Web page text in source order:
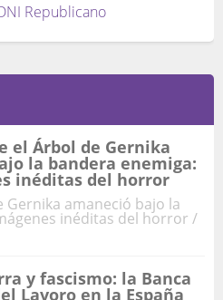
Republicano
el Árbol de Gernika
la bandera enemiga:
inéditas del horror
Gernika amaneció bajo la
inéditas del horror /
y fascismo: la Banca
Lavoro en la España